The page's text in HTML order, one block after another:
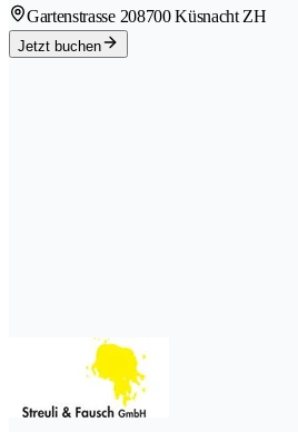
Gartenstrasse 208700 Küsnacht ZH
Jetzt buchen